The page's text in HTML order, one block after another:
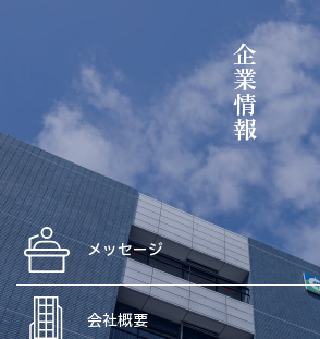
企業情報
メッセージ
会社概要